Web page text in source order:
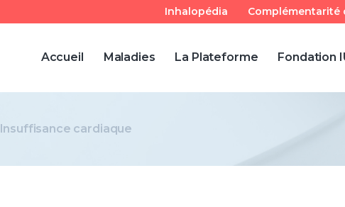
Inhalopédia Complémentarité
Accueil Maladies La Plateforme Fondation
Insuffisance cardiaque